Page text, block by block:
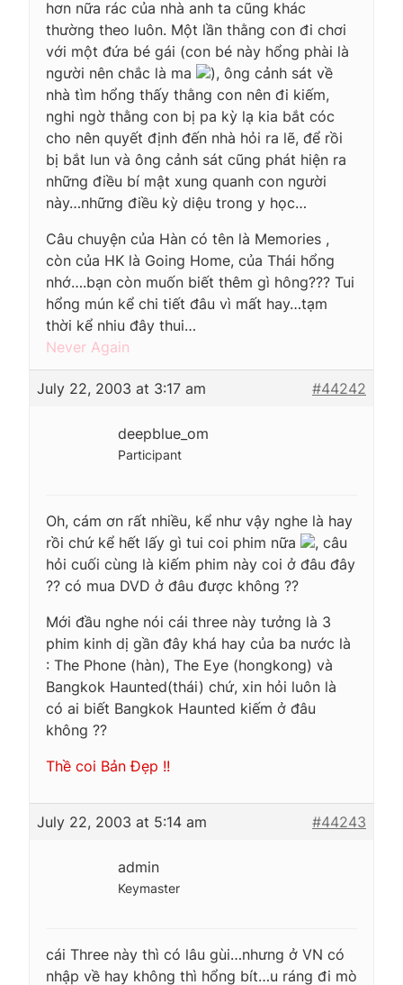
hơn nữa rác của nhà anh ta cũng khác
thường theo luôn. Một lần thằng con đi chơi
với một đứa bé gái (con bé này hổng phài là
người nên chắc là ma
), ông cảnh sát về
nhà tìm hổng thấy thằng con nên đi kiếm,
nghi ngờ thằng con bị pa kỳ lạ kia bắt cóc
cho nên quyết định đến nhà hỏi ra lẽ, để rồi
bị bắt lun và ông cảnh sát cũng phát hiện ra
những điều bí mật xung quanh con người
này…những điều kỳ diệu trong y học…
Câu chuyện của Hàn có tên là Memories ,
còn của HK là Going Home, của Thái hổng
nhớ….bạn còn muốn biết thêm gì hông??? Tui
hổng mún kể chi tiết đâu vì mất hay…tạm
thời kể nhiu đây thui…
Never Again
July 22, 2003 at 3:17 am #44242
deepblue_om
Participant
Oh, cám ơn rất nhiều, kể như vậy nghe là hay
rồi chứ kể hết lấy gì tui coi phim nữa
, câu
hỏi cuối cùng là kiếm phim này coi ở đâu đây
?? có mua DVD ở đâu được không ??
Mới đầu nghe nói cái three này tưởng là 3
phim kinh dị gần đây khá hay của ba nước là
: The Phone (hàn), The Eye (hongkong) và
Bangkok Haunted(thái) chứ, xin hỏi luôn là
có ai biết Bangkok Haunted kiếm ở đâu
không ??
Thề coi Bản Đẹp !!
July 22, 2003 at 5:14 am #44243
admin
Keymaster
cái Three này thì có lâu gùi…nhưng ở VN có
nhập về hay không thì hổng bít…u ráng đi mò